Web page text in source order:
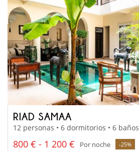
RIAD SAMAA
12 personas • 6 dormitorios • 6 baños
800 € - 1 200 € Por noche -25%